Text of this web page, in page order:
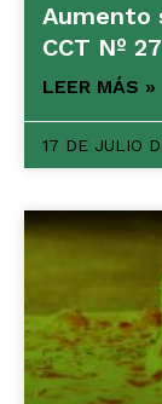
Aumento
CCT Nº
LEER MÁS »
17 DE JULIO